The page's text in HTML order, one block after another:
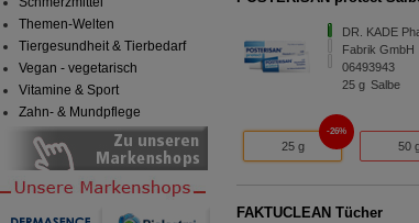
Themen-Welten
Tiergesundheit & Tierbedarf
Vegan - vegetarisch
Vitamine & Sport
Zahn- & Mundpflege
DR. KADE
Fabrik GmbH
06493943
25g Salbe
25 g
26%
50
FAKTUCLEAN Tücher